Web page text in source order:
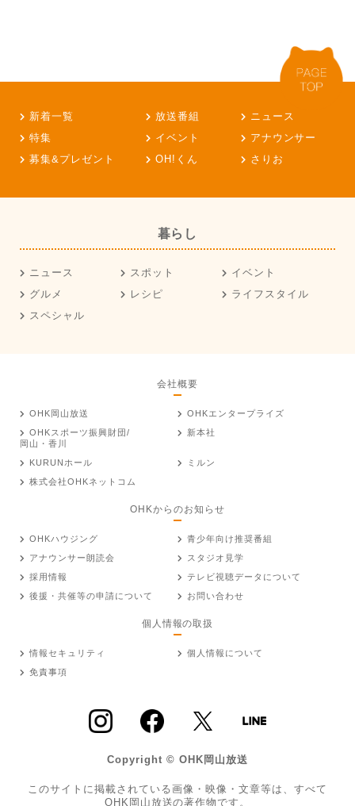
新着一覧 放送番組
ニュース
特集
イベント
アナウンサー
募集&プレゼント
OH!くん さりお
暮らし
ニュース スポット
イベント
グルメ
レシピ
ライフスタイル
スペシャル
会社概要
OHK岡山放送
OHKエンタープライズ
OHKスポーツ振興財団/
岡山・香川
新本社
KURUNホール
ミルン
株式会社OHKネットコム
OHKからのお知らせ
OHKハウジング
青少年向け推奨番組
アナウンサー朗読会
スタジオ見学
採用情報
テレビ視聴データについて
後援・共催等の申請について
お問い合わせ
個人情報の取扱
情報セキュリティ
個人情報について
免責事項
Copyright © OHK岡山放送
このサイトに掲載されている画像・映像・文章等は、すべて
OHK岡山放送の著作物です。